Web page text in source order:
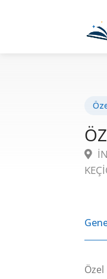
Özel